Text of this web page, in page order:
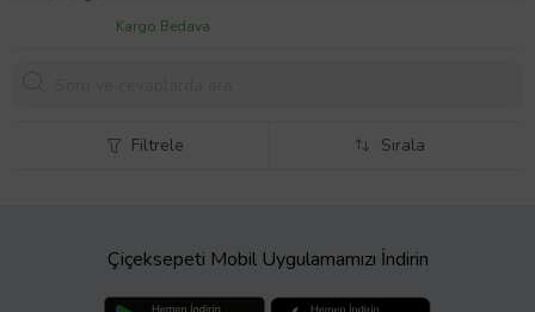
Kargo Bedava
Filtrele Sırala
Çiçeksepeti Mobil Uygulamamızı İndirin